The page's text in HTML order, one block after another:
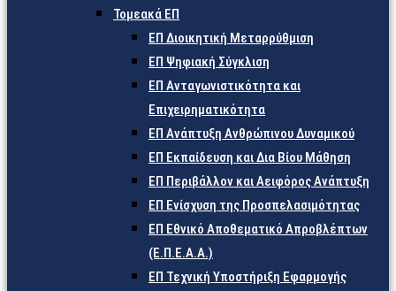
Τομεακά ΕΠ
ΕΠ Διοικητική Μεταρρύθμιση
ΕΠ Ψηφιακή Σύγκλιση
ΕΠ Ανταγωνιστικότητα και
Επιχειρηματικότητα
ΕΠ Ανάπτυξη Ανθρώπινου Δυναμικού
ΕΠ Εκπαίδευση και Δια Βίου Μάθηση
ΕΠ Περιβάλλον και Αειφόρος Ανάπτυξη
ΕΠ Ενίσχυση της Προσπελασιμότητας
ΕΠ Εθνικό Αποθεματικό Απροβλέπτων
(Ε.Π.Ε.Α.Α.)
ΕΠ Τεχνική Υποστήριξη Εφαρμογής